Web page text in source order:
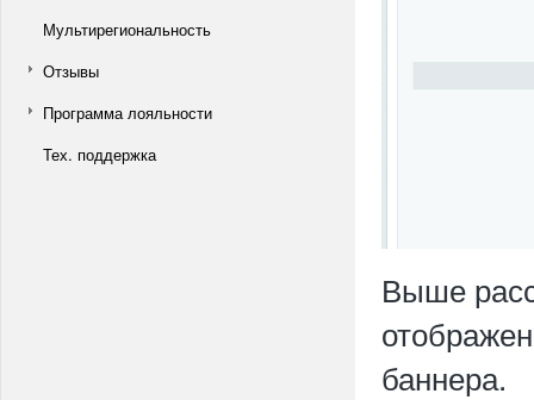
Мультирегиональность
Отзывы
Программа лояльности
Тех. поддержка
Выше
баннера.